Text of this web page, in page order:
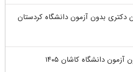
دکتری بدون آزمون دانشگاه کردستان
دانشگاه کاشان ۱۴۰۵